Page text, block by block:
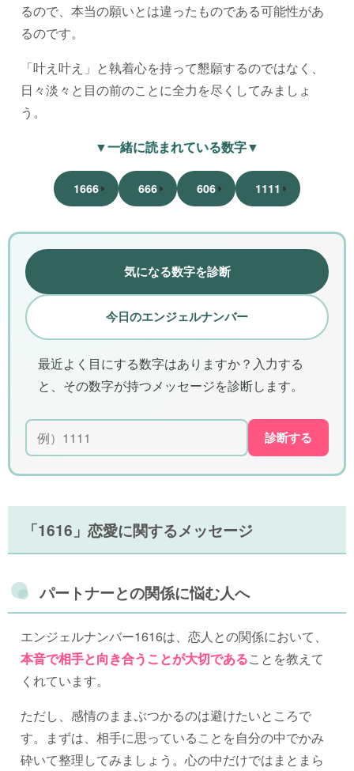
るので、本当の願いとは違ったものである可能性があ
るのです。
「叶え叶え」と執着心を持って懇願するのではなく、
日々淡々と目の前のことに全力を尽くしてみましょ
う。
▼一緒に読まれている数字▼
1666 666 606 1111
気になる数字を診断
今日のエンジェルナンバー
最近よく目にする数字はありますか？入力する
と、その数字が持つメッセージを診断します。
診断する
「1616」恋愛に関するメッセージ
パートナーとの関係に悩む人へ
エンジェルナンバー1616は、恋人との関係において、
本音で相手と向き合うことが大切であることを教えて
くれています。
ただし、感情のままぶつかるのは避けたいところで
す。まずは、相手に思っていることを自分の中でかみ
砕いて整理してみましょう。心の中だけではまとまら